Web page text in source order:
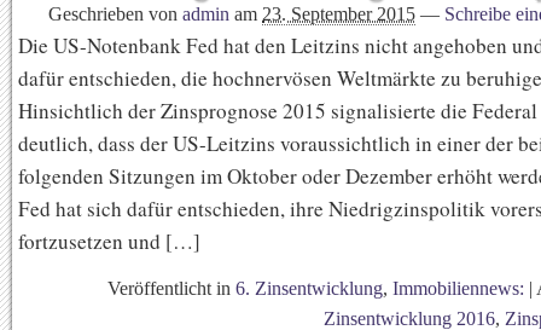
Geschrieben von admin am 23. September 2015 — Schreibe
Die US-Notenbank Fed hat den Leitzins nicht angehoben
dafür entschieden, die hochnervösen Weltmärkte zu
Hinsichtlich der Zinsprognose 2015 signalisierte die Federal
deutlich, dass der US-Leitzins voraussichtlich in einer der
folgenden Sitzungen im Oktober oder Dezember erhöht
Fed hat sich dafür entschieden, ihre Niedrigzinspolitik
fortzusetzen und […]
Veröffentlicht in 6. Zinsentwicklung, Immobiliennews: |
Zinsentwicklung 2016,